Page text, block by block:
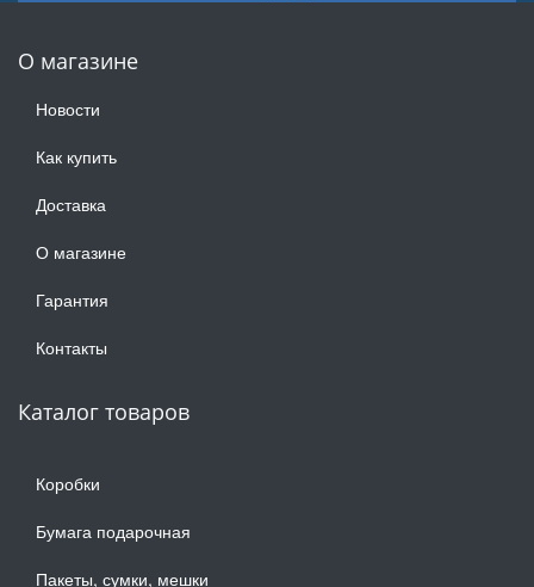
О магазине
Новости
Как купить
Доставка
О магазине
Гарантия
Контакты
Каталог товаров
Коробки
Бумага подарочная
Пакеты, сумки, мешки